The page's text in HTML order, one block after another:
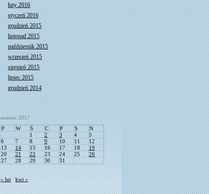
luty 2016
styczeń 2016
grudzień 2015
listopad 2015
październik 2015
wrzesień 2015
sierpień 2015
lipiec 2015
grudzień 2014
marzec 2017
P
W Ś C P S
N
1
2 3 4
5
6
7 8 9 10 11
12
13
14 15 16 17 18
19
20
21 22 23 24 25
26
27
28 29 30 31
« lut kwi »